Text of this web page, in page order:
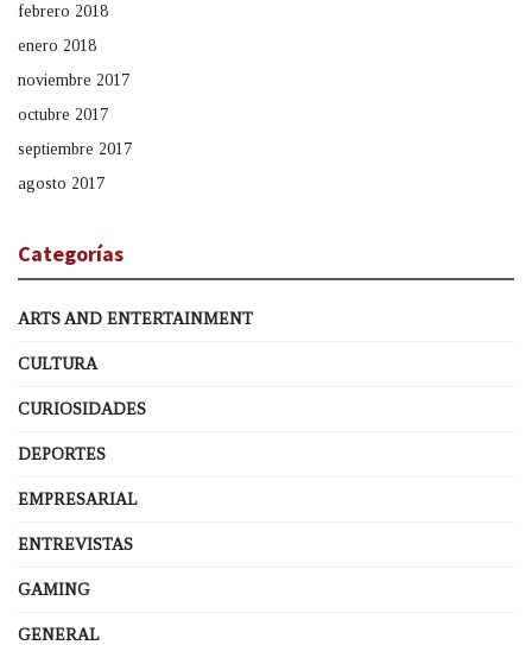
febrero 2018
enero 2018
noviembre 2017
octubre 2017
septiembre 2017
agosto 2017
Categorías
ARTS AND ENTERTAINMENT
CULTURA
CURIOSIDADES
DEPORTES
EMPRESARIAL
ENTREVISTAS
GAMING
GENERAL